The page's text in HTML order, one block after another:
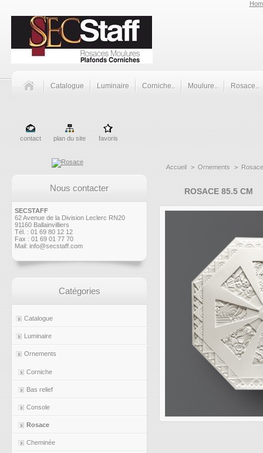
Catalogue Luminaire Corniche.. Moulure.. Rosace..
contact plan du site favoris
Nous contacter
SECSTAFF
62 Avenue de la Division Leclerc RN20
91160 Ballainvilliers
Tél. : 01 69 80 12 12
Fax : 01 69 01 77 70
Mail: info@secstaff.com
Catégories
Catalogue
Luminaire
Ornements
Corniche
Bas relief
Console
Rosace
Cheminée
Accueil > Ornements >
ROSACE 85.5 CM